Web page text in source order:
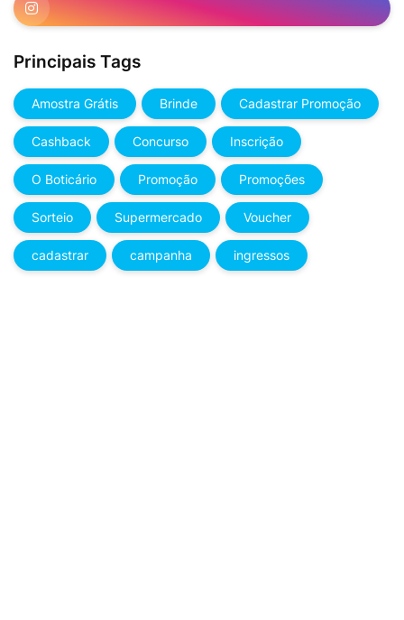
Principais Tags
Amostra Grátis Brinde Cadastrar Promoção
Cashback Concurso Inscrição
O Boticário Promoção Promoções
Sorteio Supermercado Voucher
cadastrar campanha ingressos